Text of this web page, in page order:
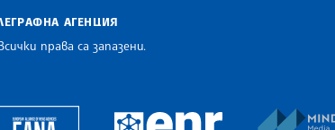
АГЕНЦИЯ
права са запазени.
of the Balkan News Agencies Southeast Europe
European Alliance of News Agencies
European Newsroom